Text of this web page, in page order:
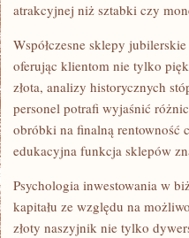
atrakcyjnej niż sztabki czy
Współczesne sklepy
oferując klientom nie tylko
złota, analizy historycznych
personel potrafi wyjaśnić
obróbki na finalną rentowność
edukacyjna funkcja sklepów
Psychologia inwestowania w
kapitału ze względu na
złoty naszyjnik nie tylko